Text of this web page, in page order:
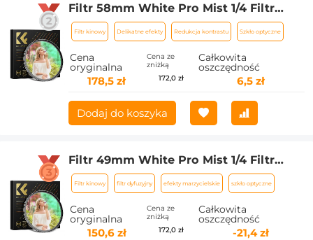
Filtr 58mm White Pro Mist 1/4 Filtr
kinowy, filtr dyfuzyjny HD Dreamy Soft
White z powłokami 28-warstwowymi
Wodoodporny Odporny na
zarysowania Seria Nano-Xcel
Filtr kinowy Delikatne efekty Redukcja kontrastu Szkło optyczne
Cena
oryginalna
178,5 zł
Cena ze
zniżką
172,0 zł
Całkowita
oszczędność
6,5 zł
Dodaj do koszyka
Filtr 49mm White Pro Mist 1/4 Filtr
kinowy, filtr dyfuzyjny HD Dreamy Soft
White z powłokami 28-warstwowymi
Wodoodporny Odporny na
zarysowania Seria Nano-Xcel
Filtr kinowy filtr dyfuzyjny efekty marzycielskie szkło optyczne
Cena
oryginalna
150,6 zł
Cena ze
zniżką
172,0 zł
Całkowita
oszczędność
-21,4 zł